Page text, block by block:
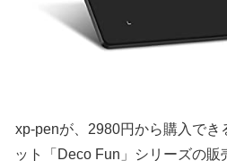
xp-penが、2980円から購入でき
ット「Deco Fun」シリーズの販